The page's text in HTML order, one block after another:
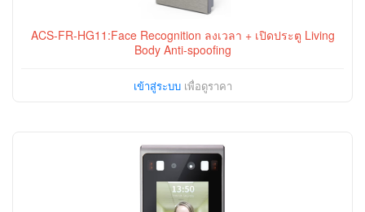
ACS-FR-HG11:Face Recognition ลงเวลา + เปิดประตู Living
Body Anti-spoofing
เข้าสู่ระบบเพื่อดูราคา